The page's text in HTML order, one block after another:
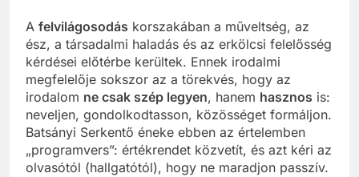
A felvilágosodás korszakában a műveltség, az
ész, a társadalmi haladás és az erkölcsi felelősség
kérdései előtérbe kerültek. Ennek irodalmi
megfelelője sokszor az a törekvés, hogy az
irodalom ne csak szép legyen, hanem hasznos is:
neveljen, gondolkodtasson, közösséget formáljon.
Batsányi Serkentő éneke ebben az értelemben
„programvers”: értékrendet közvetít, és azt kéri az
olvasótól (hallgatótól), hogy ne maradjon passzív.